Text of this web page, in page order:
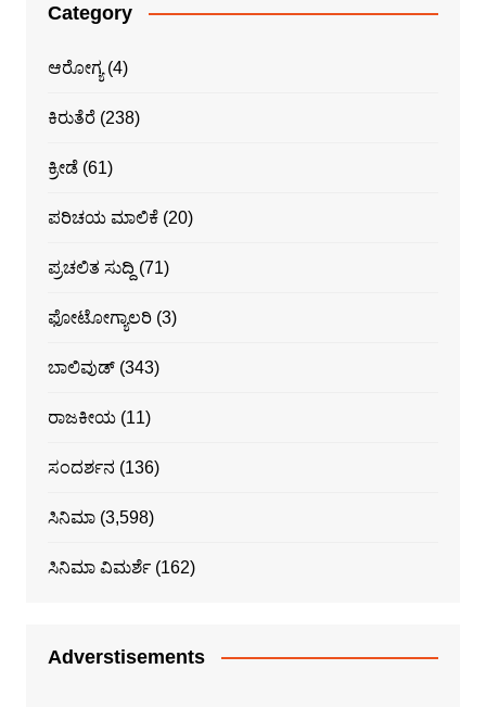
Category
ಆರೋಗ್ಯ(4)
ಕಿರುತೆರೆ(238)
ಕ್ರೀಡೆ(61)
ಪರಿಚಯ ಮಾಲಿಕೆ(20)
ಪ್ರಚಲಿತ ಸುದ್ದಿ (71)
ಫೋಟೋಗ್ಯಾಲರಿ(3)
ಬಾಲಿವುಡ್(343)
ರಾಜಕೀಯ(11)
ಸಂದರ್ಶನ (136)
ಸಿನಿಮಾ(3,598)
ಸಿನಿಮಾ ವಿಮರ್ಶೆ(162)
Adverstisements